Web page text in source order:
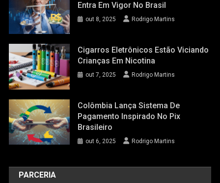
Entra Em Vigor No Brasil
out 8, 2025 Rodrigo Martins
Cigarros Eletrônicos Estão Viciando
Crianças Em Nicotina
out 7, 2025 Rodrigo Martins
Colômbia Lança Sistema De
Pagamento Inspirado No Pix
Brasileiro
out 6, 2025 Rodrigo Martins
PARCERIA